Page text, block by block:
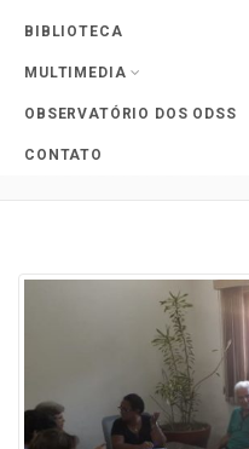
BIBLIOTECA
MULTIMEDIA
OBSERVATÓRIO DOS ODSS
CONTATO
Tag Archives:
poder público